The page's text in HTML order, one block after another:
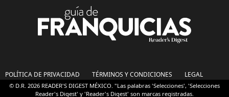
POLÍTICA DE PRIVACIDAD TÉRMINOS Y CONDICIONES LEGAL
© D.R. 2026 READER'S DIGEST MÉXICO. "Las palabras 'Selecciones', 'Selecciones
Reader's Digest' y 'Reader's Digest' son marcas registradas.